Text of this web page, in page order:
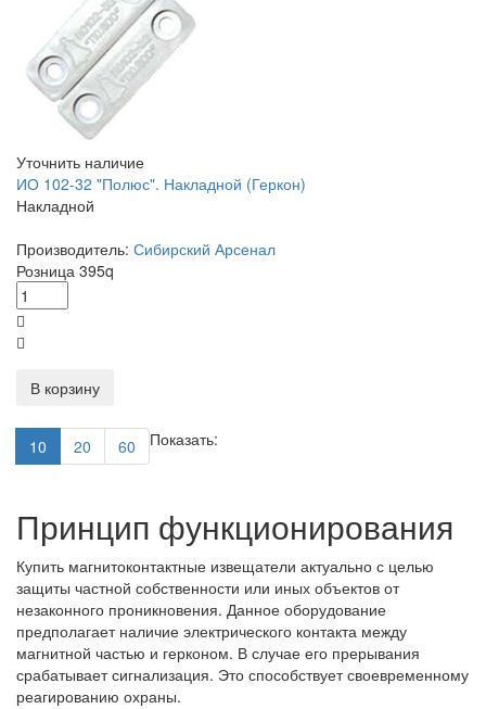
Уточнить наличие
ИО 102-32 "Полюс". Накладной (Геркон)
Накладной
Производитель: Сибирский Арсенал
Розница 395q
В корзину
Показать:
10 20 60
Принцип функционирования
Купить магнитоконтактные извещатели актуально с целью
защиты частной собственности или иных объектов от
незаконного проникновения. Данное оборудование
предполагает наличие электрического контакта между
магнитной частью и герконом. В случае его прерывания
срабатывает сигнализация. Это способствует своевременному
реагированию охраны.